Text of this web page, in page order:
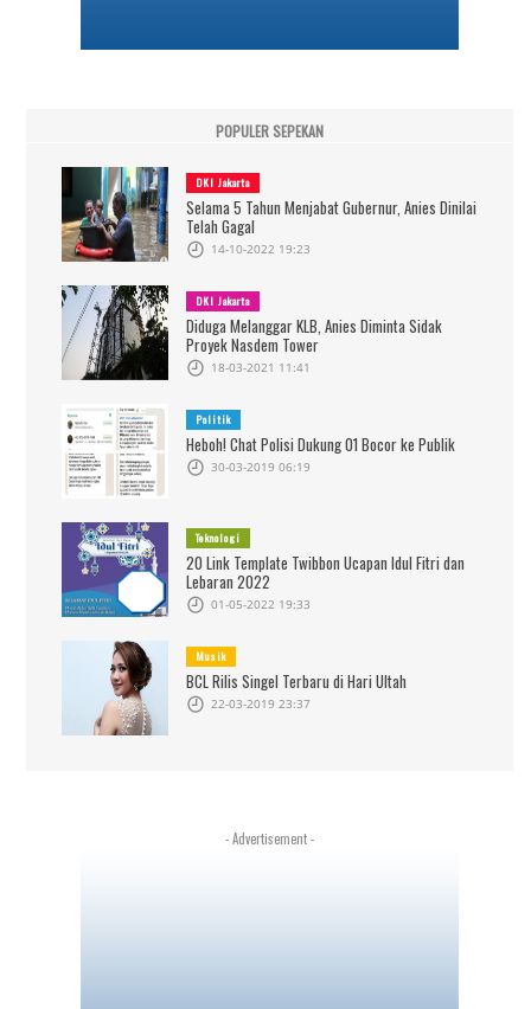
POPULER SEPEKAN
DKI Jakarta
Selama 5 Tahun Menjabat Gubernur, Anies Dinilai
Telah Gagal
14-10-2022 19:23
DKI Jakarta
Diduga Melanggar KLB, Anies Diminta Sidak
Proyek Nasdem Tower
18-03-2021 11:41
Politik
Heboh! Chat Polisi Dukung 01 Bocor ke Publik
30-03-2019 06:19
Teknologi
20 Link Template Twibbon Ucapan Idul Fitri dan
Lebaran 2022
01-05-2022 19:33
Musik
BCL Rilis Singel Terbaru di Hari Ultah
22-03-2019 23:37
- Advertisement -